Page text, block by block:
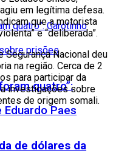
quatro”:
Eduardo Paes
em legítima defesa.
que a motorista
e “deliberada”.
Segurança Nacional deu
na região. Cerca de 2
para participar da
investigações sobre
de origem somali.
de dólares da